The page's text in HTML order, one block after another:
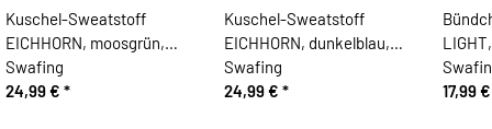
Kuschel-Sweatstoff
EICHHORN, moosgrün,
Swafing
24,99 € *
Kuschel-Sweatstoff
EICHHORN, dunkelblau,
Swafing
24,99 € *
17,99